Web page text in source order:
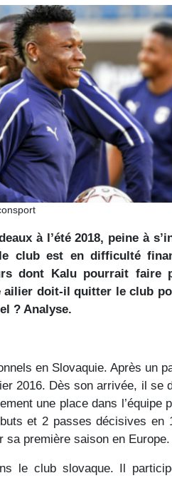
à l’été 2018, peine à
club est en difficulté
dont Kalu pourrait faire
ailier doit-il quitter le club
? Analyse.
en Slovaquie. Après un
2016. Dès son arrivée, il se
une place dans l’équipe
et 2 passes décisives en
sa première saison en Europe.
le club slovaque. Il